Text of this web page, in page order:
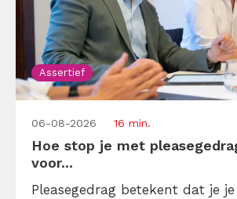
Assertief
06-08-2026 16 min.
Hoe stop je met
voor...
Pleasegedrag betekent dat je je